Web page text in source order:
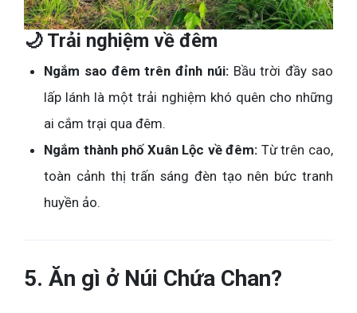
🌙 Trải nghiệm về đêm
Ngắm sao đêm trên đỉnh núi:Bầu trời đầy sao
lấp lánh là một trải nghiệm khó quên cho những
ai cắm trại qua đêm.
Ngắm thành phố Xuân Lộc về đêm: Từ trên cao,
toàn cảnh thị trấn sáng đèn tạo nên bức tranh
huyền ảo.
5. Ăn gì ở Núi Chứa Chan?